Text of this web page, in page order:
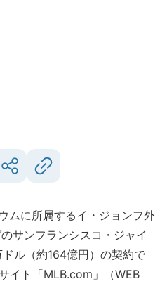
ムに所属するイ・ジョンフ外
サンフランシスコ・ジャイ
ル（約164億円）の契約で
イト「MLB.com」（WEB